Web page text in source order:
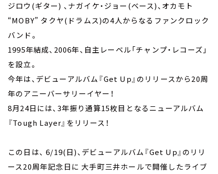
ジロウ(ギター) 、ナガイケ・ジョー(ベース)、オカモト
“MOBY” タクヤ(ドラムス)の4人からなるファンクロック
バンド。
1995年結成、2006年、自主レーベル「チャンプ・レコーズ」
を設立。
今年は、デビューアルバム『Get Up』のリリースから20周
年のアニーバーサリーイヤー！
8月24日には、3年振り通算15枚目となるニューアルバム
『Tough Layer』をリリース！
この日は、 6/19(日)、デビューアルバム『Get Up』のリリ
ース20周年記念日に 大手町三井ホールで開催したライブ